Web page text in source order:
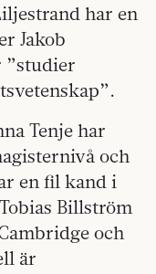
har en
Jakob
”studier
Tenje har
och
en fil kand i
Billström
och
är